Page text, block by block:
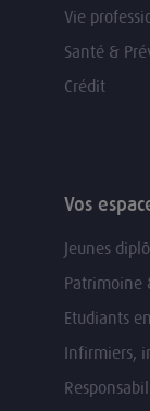
Vie
Santé &
Crédit
Vos
Jeunes
Patrimoine
Etudiants
Infirmiers,